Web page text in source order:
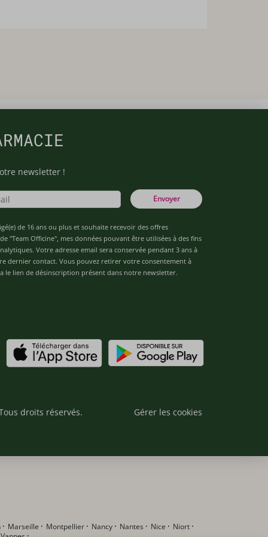
newsletter !
Envoyer
de 16 ans ou plus et souhaite recevoir des offres
"Team Officine", mes données pouvant être utilisées à des fins
Votre adresse email sera conservée pendant 3 ans à
dernier contact. Vous pouvez retirer votre consentement à
le lien de désinscription présent dans notre newsletter.
droits réservés. Gérer les cookies
· Marseille · Montpellier · Nancy · Nantes · Nice · Niort ·